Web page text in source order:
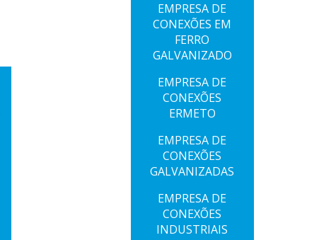
EMPRESA DE
CONEXÕES EM
FERRO
GALVANIZADO
EMPRESA DE
CONEXÕES
ERMETO
EMPRESA DE
CONEXÕES
GALVANIZADAS
EMPRESA DE
CONEXÕES
INDUSTRIAIS